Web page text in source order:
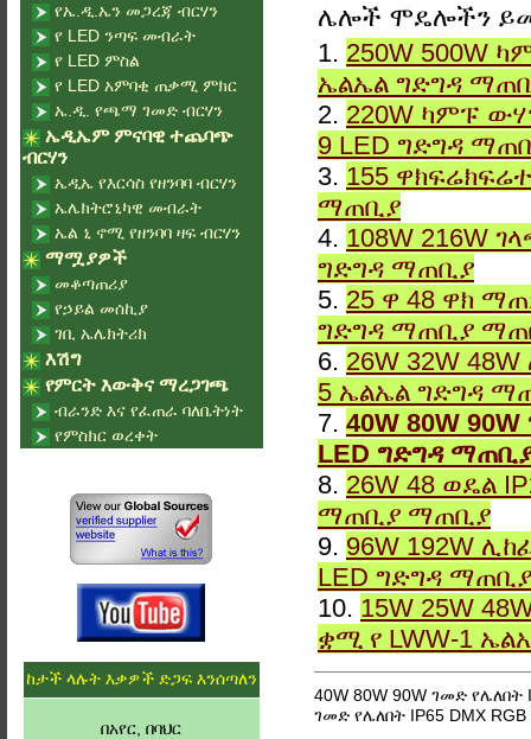
ሌሎች ሞዴሎችን
1. 250W 500W
ኤልኤል ግድግዳ
2. 220W ካምፑ
9 LED ግድግዳ
3. 155
ማጠቢያ
4. 108W 216W
ግድግዳ ማጠቢያ
5. 25 ዋ 48 ዋክ
ግድግዳ ማጠቢያ
6. 26W 32W
5 ኤልኤል ግድግዳ
7. 40W 80W
LED ግድግዳ
8. 26W 48 ወዴል
ማጠቢያ ማጠቢያ
9. 96W 192W
LED ግድግዳ ማጠቢያ
10. 15W 25W
ቋሚ የ LWW-1
40W 80W 90W ገመድ
ገመድ የሌለበት IP65 DMX
የኤ.ዲ.ኤን መጋረጃ ብርሃን
የ LED ንጣፍ መብራት
የ LED ምስል
የ LED አምባቂ ጠቃሚ ምክር
ኤ.ዲ. የጫማ ገመድ ብርሃን
ኤዲኤም ምናባዊ ተጨባጭ
ብርሃን
ኤዲኤ የእርሳስ የዘንባባ ብርሃን
ኤሌክትሮኒካዊ መብራት
ኤል ኒ ኖሚ የዘንባባ ዛፍ ብርሃን
ማሟያዎች
መቆጣጠሪያ
የኃይል መሰኪያ
ገቢ ኤሌክትሪክ
እሽግ
የምርት እውቅና ማረጋገጫ
ብራንድ እና የፈጠራ ባለቤትነት
የምስክር ወረቀት
ከታች ላሉት እቃዎች ድጋፍ እንሰጣለን
በአየር, በባህር